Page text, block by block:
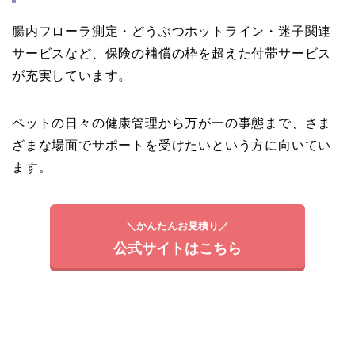
腸内フローラ測定・どうぶつホットライン・迷子関連
サービスなど、保険の補償の枠を超えた付帯サービス
が充実しています。
ペットの日々の健康管理から万が一の事態まで、さま
ざまな場面でサポートを受けたいという方に向いてい
ます。
＼かんたんお見積り／
公式サイトはこちら